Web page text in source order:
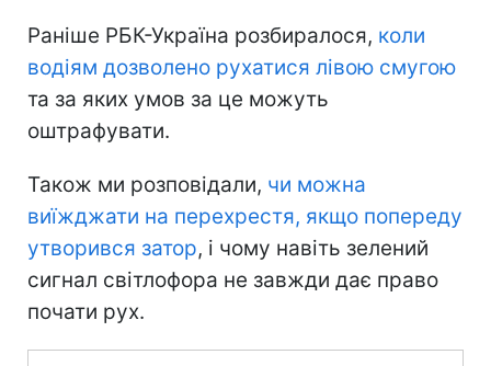
Раніше РБК-Україна розбиралося, коли
водіям дозволено рухатися лівою смугою
та за яких умов за це можуть
оштрафувати.
Також ми розповідали, чи можна
виїжджати на перехрестя, якщо попереду
утворився затор, і чому навіть зелений
сигнал світлофора не завжди дає право
почати рух.